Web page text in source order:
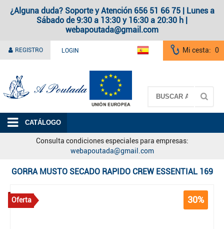
¿Alguna duda? Soporte y Atención 656 51 66 75 | Lunes a
Sábado de 9:30 a 13:30 y 16:30 a 20:30 h |
webapoutada@gmail.com
REGISTRO LOGIN Mi cesta: 0
CATÁLOGO
Consulta condiciones especiales para empresas:
webapoutada@gmail.com
GORRA MUSTO SECADO RAPIDO CREW ESSENTIAL 169
Oferta 30%